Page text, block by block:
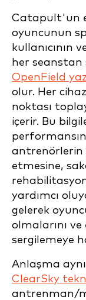
Catapult'un
oyuncunun
kullanıcının
her
OpenField
olur. Her
noktası
içerir. Bu
antrenörlerin
etmesine,
yardımcı
gelerek
olmalarını
sergilemeye
Anlaşma
ClearSky
antrenman/